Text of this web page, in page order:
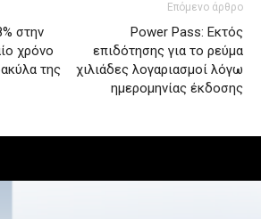
στην
χρόνο
της
Επόμενο άρθρο
Power Pass: Εκτός
επιδότησης για το ρεύμα
χιλιάδες λογαριασμοί λόγω
ημερομηνίας έκδοσης